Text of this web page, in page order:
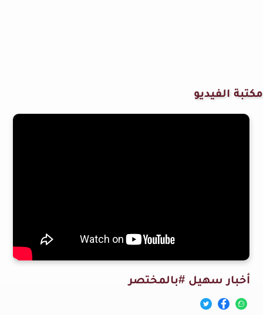
مكتبة الفيديو
أخبار سهيل #بالمختصر